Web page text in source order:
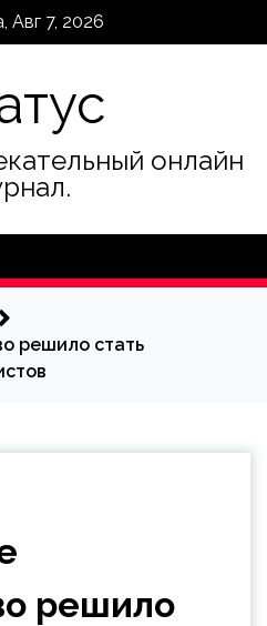
Авг 7, 2026
онлайн
решило стать
решило